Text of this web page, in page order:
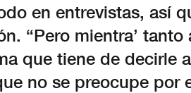
en entrevistas, así
“Pero mientra’ tanto
que tiene de decirle a
no se preocupe por